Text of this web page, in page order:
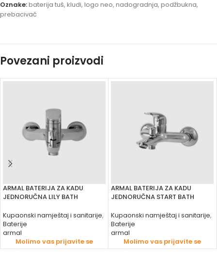
Oznake:baterija tuš, kludi, logo neo, nadogradnja, podžbukna,
prebacivač
Povezani proizvodi
ARMAL BATERIJA ZA KADU
JEDNORUČNA LILY BATH
Kupaonski namještaj i sanitarije,
Baterije
armal
Molimo vas prijavite se
ARMAL BATERIJA ZA KADU
JEDNORUČNA START BATH
Kupaonski namještaj i sanitarije,
Baterije
armal
Molimo vas prijavite se